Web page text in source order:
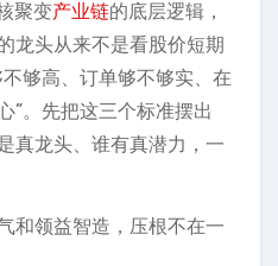
聚变产业链的底层逻辑，
龙头从来不是看股价短期
够高、订单够不够实、在
”。先把这三个标准摆出
真龙头、谁有真潜力，一
和领益智造，压根不在一